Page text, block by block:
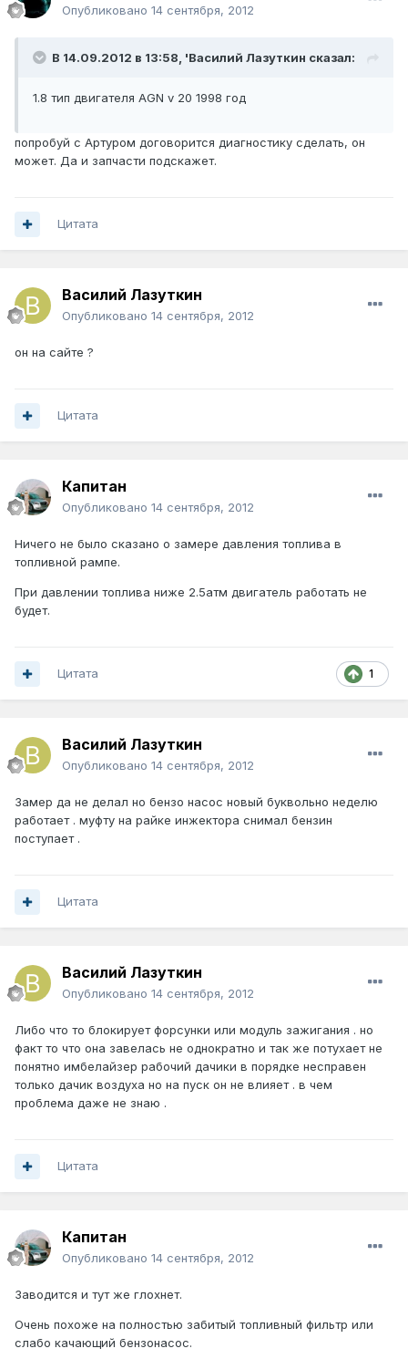
Опубликовано 14 сентября, 2012
В 14.09.2012 в 13:58, 'Василий Лазуткин сказал:
1.8 тип двигателя AGN v 20 1998 год
попробуй с Артуром договорится диагностику сделать, он
может. Да и запчасти подскажет.
Цитата
Василий Лазуткин
Опубликовано 14 сентября, 2012
он на сайте ?
Цитата
Капитан
Опубликовано 14 сентября, 2012
Ничего не было сказано о замере давления топлива в
топливной рампе.
При давлении топлива ниже 2.5атм двигатель работать не
будет.
1
Цитата
Василий Лазуткин
Опубликовано 14 сентября, 2012
Замер да не делал но бензо насос новый буквольно неделю
работает . муфту на райке инжектора снимал бензин
поступает .
Цитата
Василий Лазуткин
Опубликовано 14 сентября, 2012
Либо что то блокирует форсунки или модуль зажигания . но
факт то что она завелась не однократно и так же потухает не
понятно имбелайзер рабочий дачики в порядке несправен
только дачик воздуха но на пуск он не влияет . в чем
проблема даже не знаю .
Цитата
Капитан
Опубликовано 14 сентября, 2012
Заводится и тут же глохнет.
Очень похоже на полностью забитый топливный фильтр или
слабо качающий бензонасос.